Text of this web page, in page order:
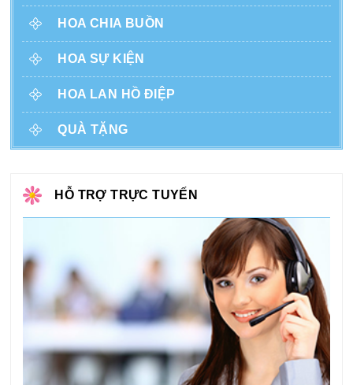
HOA CHIA BUỒN
HOA SỰ KIỆN
HOA LAN HỒ ĐIỆP
QUÀ TẶNG
HỖ TRỢ TRỰC TUYẾN